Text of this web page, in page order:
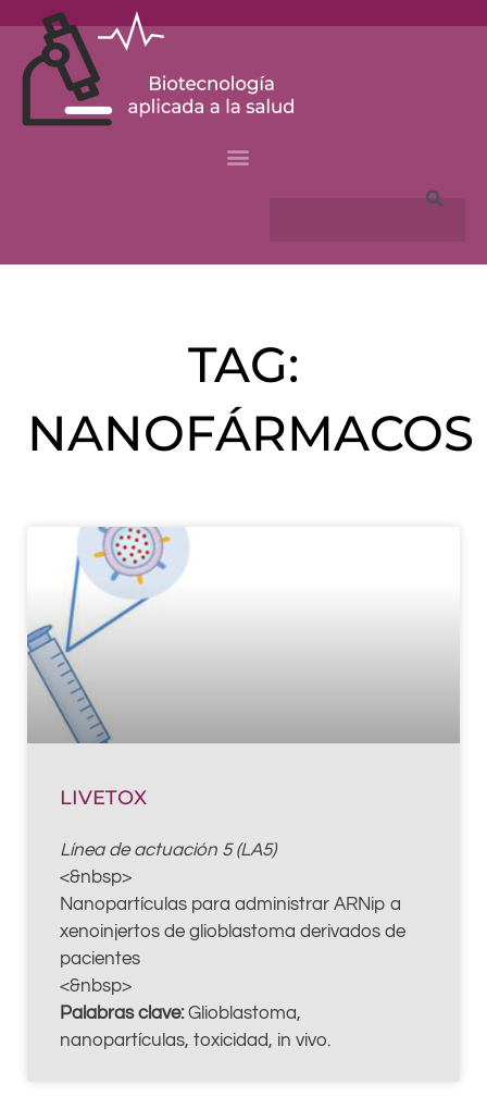
content
Search
TAG:
NANOFÁRMACOS
LIVETOX
Línea de actuación 5 (LA5)
<&nbsp>
Nanopartículas para administrar ARNip a
xenoinjertos de glioblastoma derivados de
pacientes
<&nbsp>
Palabras clave:Glioblastoma,
nanopartículas, toxicidad, in vivo.